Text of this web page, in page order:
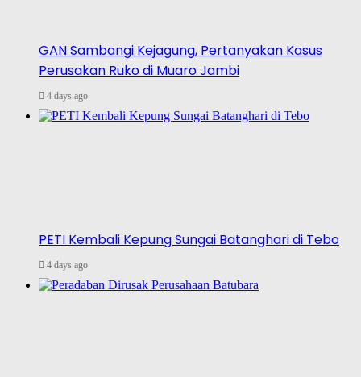
GAN Sambangi Kejagung, Pertanyakan Kasus
Perusakan Ruko di Muaro Jambi
4 days ago
PETI Kembali Kepung Sungai Batanghari di Tebo
4 days ago